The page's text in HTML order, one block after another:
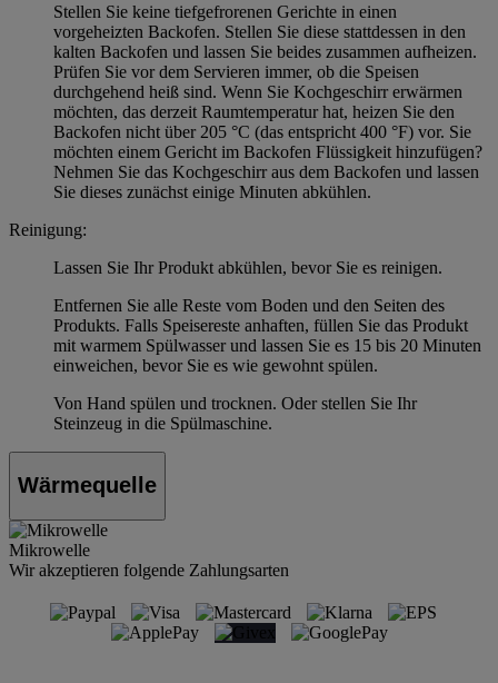
Stellen Sie keine tiefgefrorenen Gerichte in einen
vorgeheizten Backofen. Stellen Sie diese stattdessen in den
kalten Backofen und lassen Sie beides zusammen aufheizen.
Prüfen Sie vor dem Servieren immer, ob die Speisen
durchgehend heiß sind. Wenn Sie Kochgeschirr erwärmen
möchten, das derzeit Raumtemperatur hat, heizen Sie den
Backofen nicht über 205 °C (das entspricht 400 °F) vor. Sie
möchten einem Gericht im Backofen Flüssigkeit hinzufügen?
Nehmen Sie das Kochgeschirr aus dem Backofen und lassen
Sie dieses zunächst einige Minuten abkühlen.
Reinigung:
Lassen Sie Ihr Produkt abkühlen, bevor Sie es reinigen.
Entfernen Sie alle Reste vom Boden und den Seiten des
Produkts. Falls Speisereste anhaften, füllen Sie das Produkt
mit warmem Spülwasser und lassen Sie es 15 bis 20 Minuten
einweichen, bevor Sie es wie gewohnt spülen.
Von Hand spülen und trocknen. Oder stellen Sie Ihr
Steinzeug in die Spülmaschine.
Wärmequelle
Mikrowelle
Wir akzeptieren folgende Zahlungsarten